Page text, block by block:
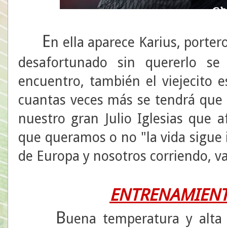
En ella aparece Karius,
desafortunado sin quererlo
encuentro, también el viejecito
cuantas veces más se tendrá
nuestro gran Julio Iglesias que
que queramos o no "la vida
de Europa y nosotros corriendo,
Buena temperatura y